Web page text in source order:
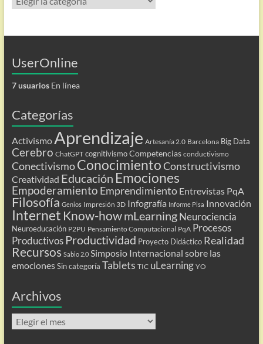
UserOnline
7 usuariosEn línea
Categorías
Activismo Aprendizaje Artesanía 2.0 Barcelona Big Data
Cerebro ChatGPT cognitivismo Competencias conductivismo
ConectivismoConocimientoConstructivismo
Creatividad Educación Emociones
Empoderamiento Emprendimiento Entrevistas PqA
Filosofía Genios Impresión 3D Infografía Informe Pisa Innovación
Internet Know-howmLearning Neurociencia
Neuroeducación P2PU Pensamiento Computacional PqA Procesos
Productivos Productividad Proyecto Didáctico Realidad
Recursos Sabio 2.0 Simposio Internacional sobre las
emociones Sin categoría Tablets TIC uLearning YO
Archivos
Archivos